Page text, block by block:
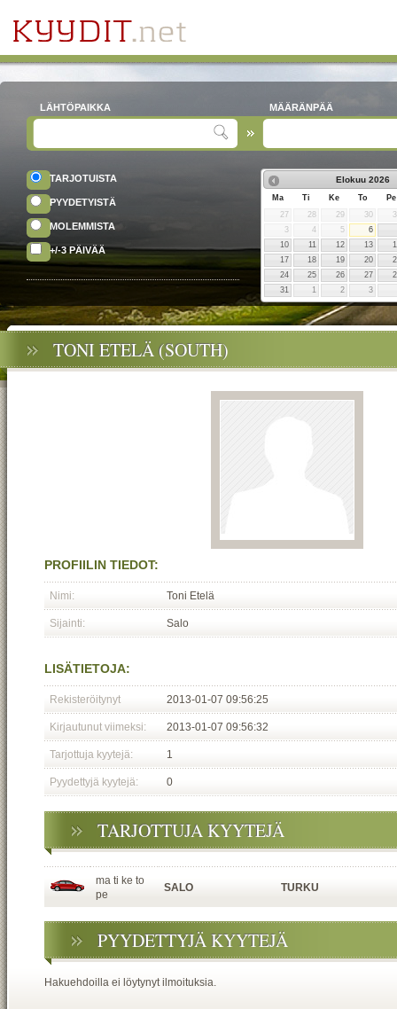
LÄHTÖPAIKKA MÄÄRÄNPÄÄ
TARJOTUISTA
PYYDETYISTÄ
MOLEMMISTA
+/-3 PÄIVÄÄ
Elokuu 2026
Ma Ti Ke To
Pe
27
28 29 30
3
4 5
6
10
11 12 13
17
18 19 20
24
25 26 27
31
1 2 3
TONI ETELÄ (SOUTH)
PROFIILIN TIEDOT:
Nimi: Toni Etelä
Sijainti: Salo
LISÄTIETOJA:
Rekisteröitynyt 2013-01-07 09:56:25
Kirjautunut viimeksi: 2013-01-07 09:56:32
Tarjottuja kyytejä: 1
Pyydettyjä kyytejä: 0
TARJOTTUJA KYYTEJÄ
ma ti ke to
pe
SALO TURKU
PYYDETTYJÄ KYYTEJÄ
Hakuehdoilla ei löytynyt ilmoituksia.